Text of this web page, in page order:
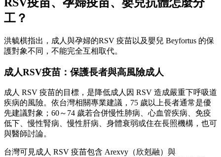
工？
洪毓棋指出，成人與孕婦的RSV 疫苗以及嬰兒 Beyfortus 的保
護對象不同，不能完全互相取代。
成人RSV疫苗：保護長者與高風險成人
成人 RSV 疫苗的目標，是降低成人因 RSV 造成嚴重下呼吸道
疾病的風險。依台灣相關專業建議，75 歲以上長者通常是優
先建議對象；60～74 歲若合併慢性肺病、心血管疾病、免疫
低下、慢性腎病、慢性肝病、身體衰弱或住在長照機構，也可
與醫師討論。
台灣可見成人 RSV 疫苗包含 Arexvy（欣剋融）與